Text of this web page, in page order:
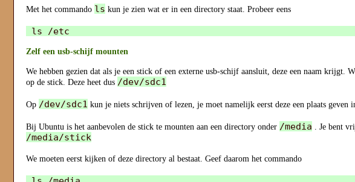
Met het commando ls kun je zien wat er in een directory staat. Probeer eens
Zelf een usb-schijf mounten
We hebben gezien dat als je een stick of een externe usb-schijf aansluit, deze een naam krijgt.
op de stick. Deze heet dus /dev/sdc1
Op /dev/sdc1 kun je niets schrijven of lezen, je moet namelijk eerst deze een plaats
Bij Ubuntu is het aanbevolen de stick te mounten aan een directory onder /media . Je bent
/media/stick
We moeten eerst kijken of deze directory al bestaat. Geef daarom het commando